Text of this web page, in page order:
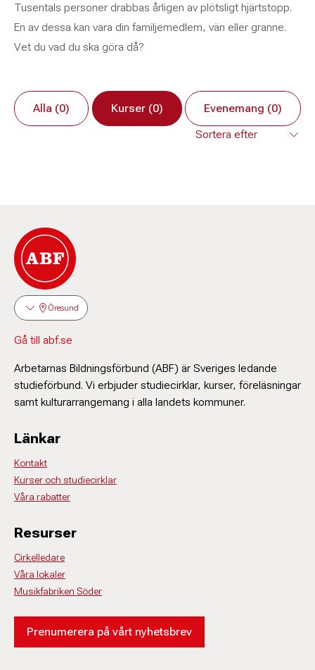
Tusentals personer drabbas årligen av plötsligt hjärtstopp.
En av dessa kan vara din familjemedlem, vän eller granne.
Vet du vad du ska göra då?
Alla (0) Kurser (0) Evenemang (0)
Öresund
Gå till abf.se
Arbetarnas Bildningsförbund (ABF) är Sveriges ledande
studieförbund. Vi erbjuder studiecirklar, kurser, föreläsningar
samt kulturarrangemang i alla landets kommuner.
Länkar
Kontakt
Kurser och studiecirklar
Våra rabatter
Resurser
Cirkelledare
Våra lokaler
Musikfabriken Söder
Prenumerera på vårt nyhetsbrev